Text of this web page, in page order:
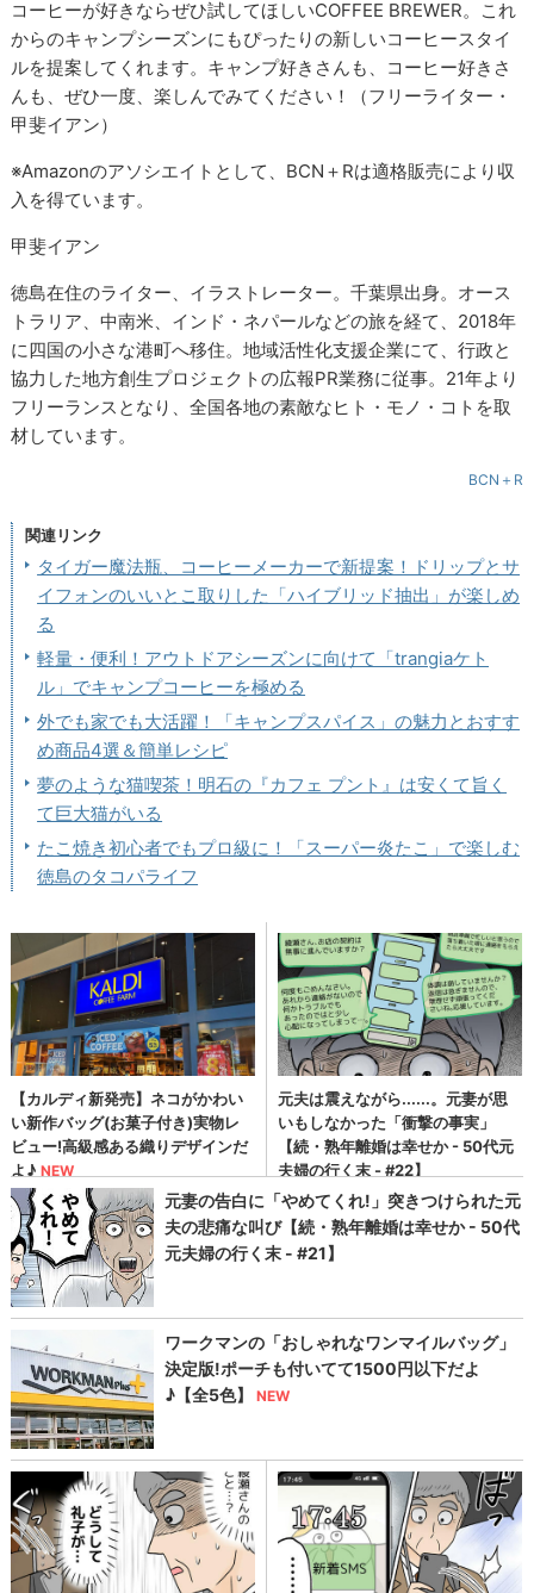
コーヒーが好きならぜひ試してほしいCOFFEE BREWER。これ
からのキャンプシーズンにもぴったりの新しいコーヒースタイ
ルを提案してくれます。キャンプ好きさんも、コーヒー好きさ
んも、ぜひ一度、楽しんでみてください！（フリーライター・
甲斐イアン）
※Amazonのアソシエイトとして、BCN＋Rは適格販売により収
入を得ています。
甲斐イアン
徳島在住のライター、イラストレーター。千葉県出身。オース
トラリア、中南米、インド・ネパールなどの旅を経て、2018年
に四国の小さな港町へ移住。地域活性化支援企業にて、行政と
協力した地方創生プロジェクトの広報PR業務に従事。21年より
フリーランスとなり、全国各地の素敵なヒト・モノ・コトを取
材しています。
BCN＋R
関連リンク
タイガー魔法瓶、コーヒーメーカーで新提案！ドリップとサ
イフォンのいいとこ取りした「ハイブリッド抽出」が楽しめ
る
軽量・便利！アウトドアシーズンに向けて「trangiaケト
ル」でキャンプコーヒーを極める
外でも家でも大活躍！「キャンプスパイス」の魅力とおすす
め商品4選＆簡単レシピ
夢のような猫喫茶！明石の『カフェ プント』は安くて旨く
て巨大猫がいる
たこ焼き初心者でもプロ級に！「スーパー炎たこ」で楽しむ
徳島のタコパライフ